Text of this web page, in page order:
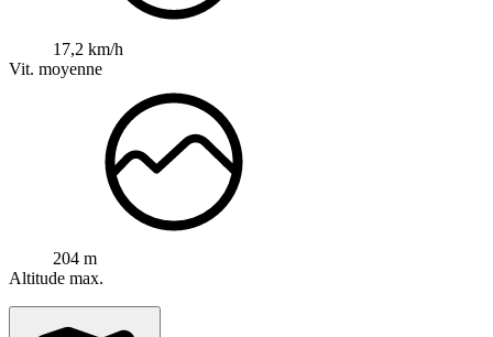
17,2 km/h
Vit. moyenne
204 m
Altitude max.